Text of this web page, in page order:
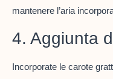
mantenere l’aria
4. Aggiunta
Incorporate le carote